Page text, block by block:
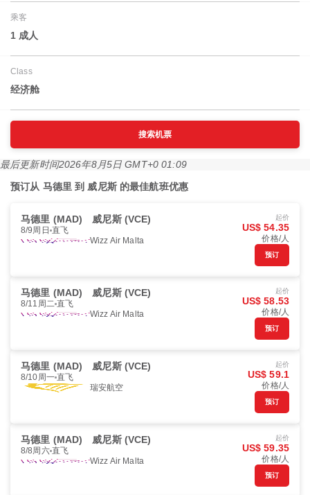
乘客
1 成人
Class
经济舱
搜索机票
最后更新时间2026年8月5日 GMT+0 01:09
预订从 马德里 到 威尼斯 的最佳航班优惠
马德里 (MAD) 威尼斯 (VCE)
8/9周日 直飞
Wizz Air Malta
起价
US$ 54.35
价格/人
预订
马德里 (MAD) 威尼斯 (VCE)
8/11周二 直飞
Wizz Air Malta
起价
US$ 58.53
价格/人
预订
马德里 (MAD) 威尼斯 (VCE)
8/10周一 直飞
瑞安航空
起价
US$ 59.1
价格/人
预订
马德里 (MAD) 威尼斯 (VCE)
8/8周六 直飞
Wizz Air Malta
起价
US$ 59.35
价格/人
预订